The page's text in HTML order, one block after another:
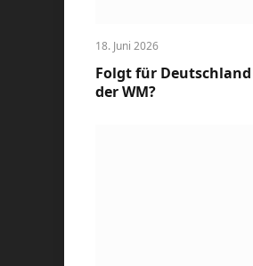
18. Juni 2026
Folgt für
der WM?